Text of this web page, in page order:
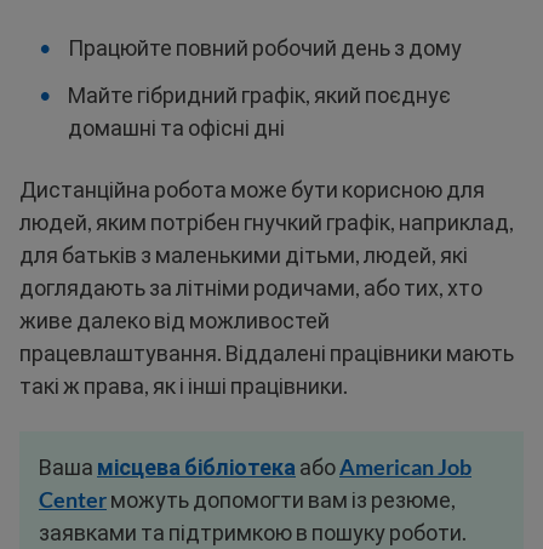
Працюйте повний робочий день з дому
Майте гібридний графік, який поєднує
домашні та офісні дні
Дистанційна робота може бути корисною для
людей, яким потрібен гнучкий графік, наприклад,
для батьків з маленькими дітьми, людей, які
доглядають за літніми родичами, або тих, хто
живе далеко від можливостей
працевлаштування. Віддалені працівники мають
такі ж права, як і інші працівники.
Ваша місцева бібліотека абоAmerican Job
Centerможуть допомогти вам із резюме,
заявками та підтримкою в пошуку роботи.